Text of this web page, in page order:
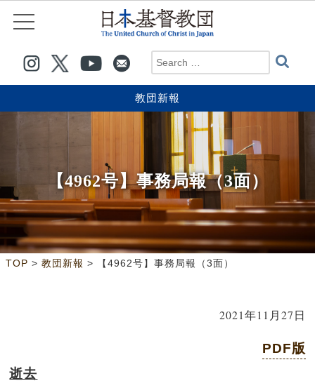
教団新報
【4962号】事務局報（3面）
TOP > 教団新報 > 【4962号】事務局報（3面）
2021年11月27日
PDF版
逝去